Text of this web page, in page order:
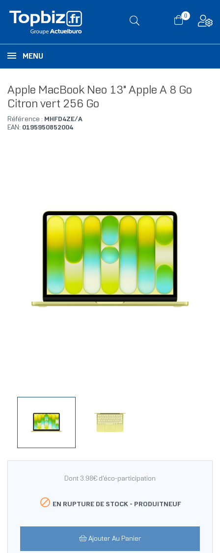
0
MENU
Apple MacBook Neo 13" Apple A 8 Go
Citron vert 256 Go
Référence : MHFD4ZE/A
EAN: 0195950852004
Dont 3.98€ d'éco-participation
 EN RUPTURE DE STOCK - PRODUITNEUF
Ajouter Au Panier